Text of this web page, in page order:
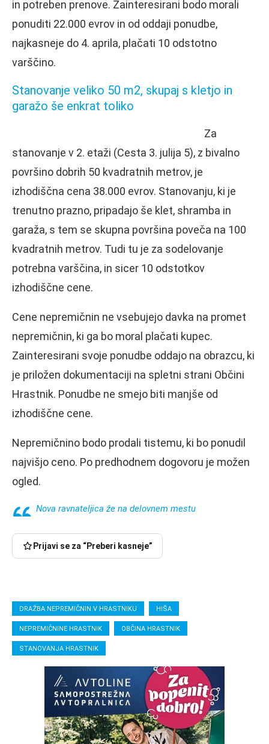
in potreben prenove. Zainteresirani bodo morali
ponuditi 22.000 evrov in od oddaji ponudbe,
najkasneje do 4. aprila, plačati 10 odstotno
varščino.
Stanovanje veliko 50 m2, skupaj s kletjo in
garažo še enkrat toliko
Za
stanovanje v 2. etaži (Cesta 3. julija 5), z bivalno
površino dobrih 50 kvadratnih metrov, je
izhodiščna cena 38.000 evrov. Stanovanju, ki je
trenutno prazno, pripadajo še klet, shramba in
garaža, s tem se skupna površina poveča na 100
kvadratnih metrov. Tudi tu je za sodelovanje
potrebna varščina, in sicer 10 odstotkov
izhodiščne cene.
Cene nepremičnin ne vsebujejo davka na promet
nepremičnin, ki ga bo moral plačati kupec.
Zainteresirani svoje ponudbe oddajo na obrazcu, ki
je priložen dokumentaciji na spletni strani Občini
Hrastnik. Ponudbe ne smejo biti manjše od
izhodiščne cene.
Nepremičnino bodo prodali tistemu, ki bo ponudil
najvišjo ceno. Po predhodnem dogovoru je možen
ogled.
Nova ravnateljica že na delovnem mestu
Prijavi se za “Preberi kasneje”
DRAŽBA NEPREMIČNIN V HRASTNIKU HIŠA
NEPREMIČNINE HRASTNIK OBČINA HRASTNIK
STANOVANJA HRASTNIK